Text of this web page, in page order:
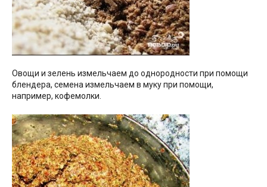
Овощи и зелень измельчаем до однородности при помощи
блендера, семена измельчаем в муку при помощи,
например, кофемолки.